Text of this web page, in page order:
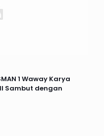
1 Waway Karya
Sambut dengan